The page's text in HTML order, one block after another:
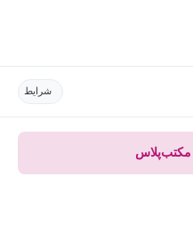
شرایط
مکتب‌پلاس